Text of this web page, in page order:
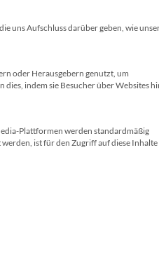
1200 x 1200
5.5 GB, 320
Scanner:
MultiFunktion
ist so
Sie
sorglos-Paket. Das Paket
uns Aufschluss darüber geben, wie
oder Herausgebern genutzt, um
indem sie Besucher über Websites
Plattformen werden standardmäßig
ist für den Zugriff auf diese Inhalte